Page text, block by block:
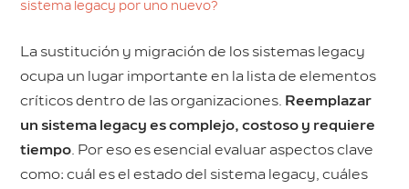
sistema legacy por uno nuevo?
La sustitución y migración de los sistemas legacy
ocupa un lugar importante en la lista de elementos
críticos dentro de las organizaciones. Reemplazar
un sistema legacy es complejo, costoso y requiere
tiempo. Por eso es esencial evaluar aspectos clave
como: cuál es el estado del sistema legacy, cuáles